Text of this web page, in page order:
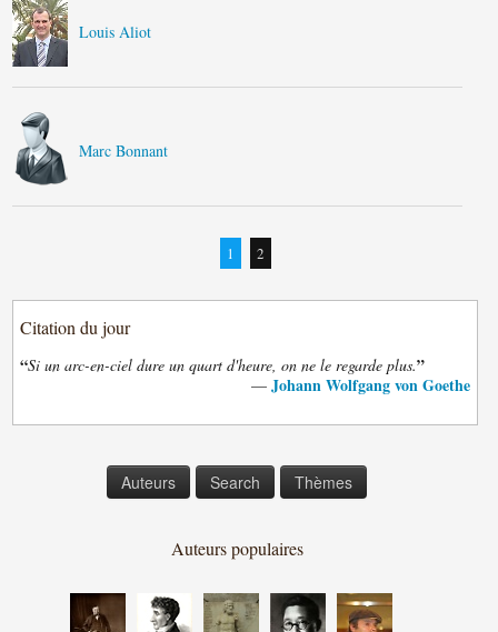
Louis Aliot
Marc Bonnant
1 2
Citation du jour
“Si un arc-en-ciel dure un quart d'heure, on ne le regarde plus.”
— Johann Wolfgang von Goethe
Auteurs Search Thèmes
Auteurs populaires